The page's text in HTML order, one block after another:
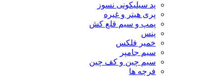
پد سیلیکونی نسوز
پری هیتر و غیره
پمپ و سیم قلع کش
پنس
خمیر فلکس
سیم جامپر
سیم چین و کف چین
فرچه ها